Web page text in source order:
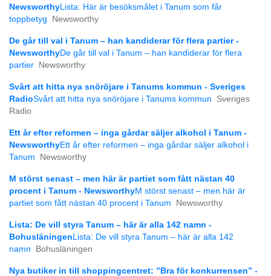
NewsworthyLista: Här är besöksmålet i Tanum som får
toppbetyg
Newsworthy
De går till val i Tanum – han kandiderar för flera partier -
NewsworthyDe går till val i Tanum – han kandiderar för flera
partier
Newsworthy
Svårt att hitta nya snöröjare i Tanums kommun - Sveriges
RadioSvårt att hitta nya snöröjare i Tanums kommun
Sveriges
Radio
Ett år efter reformen – inga gårdar säljer alkohol i Tanum -
NewsworthyEtt år efter reformen – inga gårdar säljer alkohol i
Tanum
Newsworthy
M störst senast – men här är partiet som fått nästan 40
procent i Tanum - NewsworthyM störst senast – men här är
partiet som fått nästan 40 procent i Tanum
Newsworthy
Lista: De vill styra Tanum – här är alla 142 namn -
Bohusläningen Lista: De vill styra Tanum – här är alla 142
namn
Bohusläningen
Nya butiker in till shoppingcentret: ”Bra för konkurrensen” -